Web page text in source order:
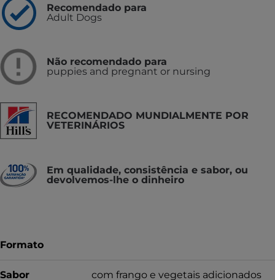
Recomendado para
Adult Dogs
Não recomendado para
puppies and pregnant or nursing
RECOMENDADO MUNDIALMENTE POR
VETERINÁRIOS
Em qualidade, consistência e sabor, ou
devolvemos-lhe o dinheiro
Formato
Sabor com frango e vegetais adicionados